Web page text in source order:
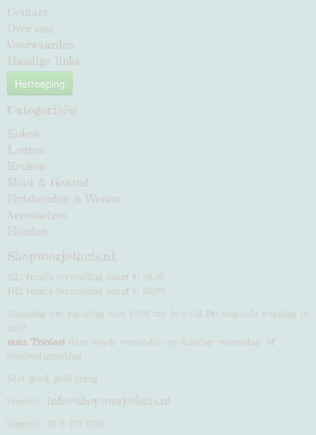
Contact
Over ons
Voorwaarden
Handige links
Herroeping
Categorieën
Koken
Leuten
Keuken
Mooi & Gezond
Huishouden & Wonen
Accessoires
Honden
Shopvoorjethuis.nl:
NL: Gratis verzending vanaf € 35,00
BE: Gratis verzending vanaf € 50,00
Maandag t/m zaterdag voor 21:00 uur besteld: De volgende werkdag in
huis!
m.u.v. Triotect deze wordt verzonden op dinsdag- woensdag- of
donderdagmiddag
Niet goed, geld terug
Vragen? info@shopvoorjethuis.nl
Vragen? 06 8 176 1736